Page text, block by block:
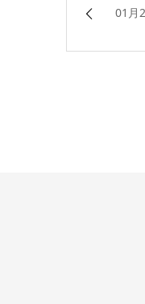
01月